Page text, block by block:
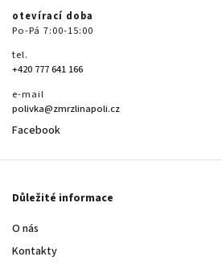
otevírací doba
Po-Pá 7:00-15:00
tel.
+420 777 641 166
e-mail
polivka@zmrzlinapoli.cz
Facebook
Důležité informace
O nás
Kontakty